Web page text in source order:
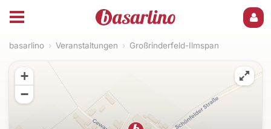
basarlino › Veranstaltungen › Großrinderfeld-Ilmspan
+
−